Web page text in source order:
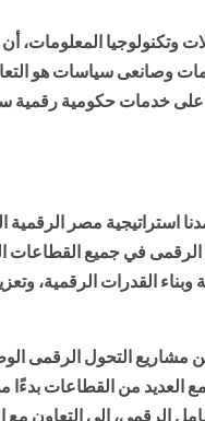
وتكنولوجيا المعلومات،
وصانعى سياسات هو
على خدمات حكومية رقمية
استراتيجية مصر الرقمية
في جميع القطاعات
القدرات الرقمية،
مشاريع التحول الرقمى
مع العديد من القطاعات بدءًا
الرقمى، إلى التعاون